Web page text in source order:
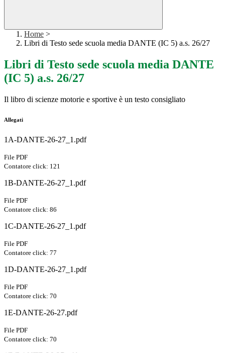
Home >
Libri di Testo sede scuola media DANTE (IC 5) a.s. 26/27
Libri di Testo sede scuola media DANTE
(IC 5) a.s. 26/27
Il libro di scienze motorie e sportive è un testo consigliato
Allegati
1A-DANTE-26-27_1.pdf
File PDF
Contatore click: 121
1B-DANTE-26-27_1.pdf
File PDF
Contatore click: 86
1C-DANTE-26-27_1.pdf
File PDF
Contatore click: 77
1D-DANTE-26-27_1.pdf
File PDF
Contatore click: 70
1E-DANTE-26-27.pdf
File PDF
Contatore click: 70